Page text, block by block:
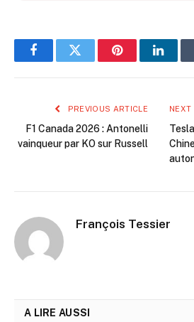
FacebookTwitter Pinterest
PREVIOUS ARTICLE
F1 Canada 2026 : Antonelli
vainqueur par KO sur Russell
NEXT
François Tessier
A LIRE AUSSI